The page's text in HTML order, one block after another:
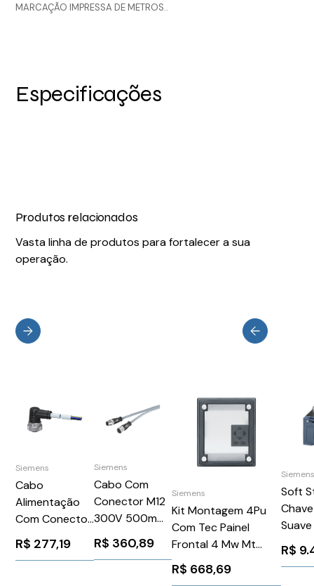
MARCAÇÃO IMPRESSA DE METROS..
Especificações
Produtos relacionados
Vasta linha de produtos para fortalecer a sua
operação.
Siemens
Cabo
Alimentação
Com Conector
7/8" 3M 24V
Siemens
R$ 277,19
Siemens
Cabo Com
Conector M12
300V 500mm
Siemens
6XV18015DE50
R$ 360,89
Siemens
Kit Montagem 4Pu
Com Tec Painel
Frontal 4 Mw Mt
Logo Siplus Extreme
Siemens
R$ 668,69
Soft
200-
24V
R$